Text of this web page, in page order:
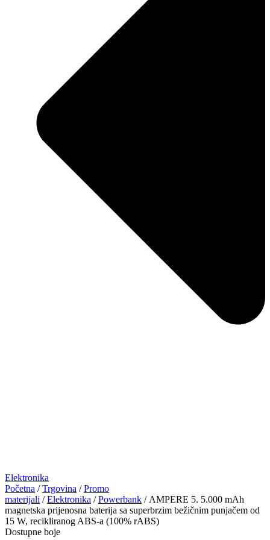
Elektronika
Početna /Trgovina /Promo
materijali /Elektronika /Powerbank / AMPERE 5. 5.000 mAh
magnetska prijenosna baterija sa superbrzim bežičnim punjačem od
15 W, recikliranog ABS-a (100% rABS)
Dostupne boje